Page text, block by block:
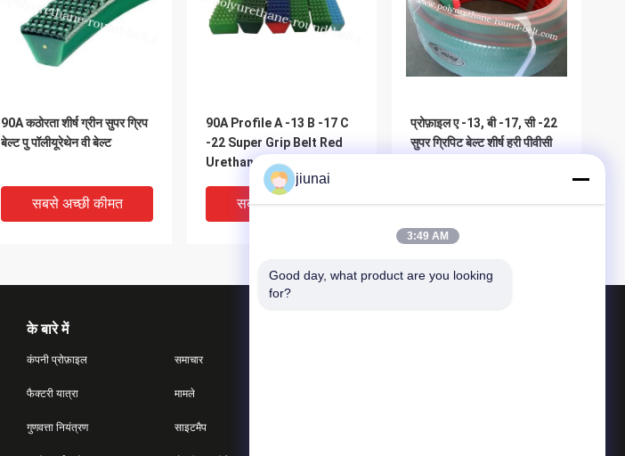
90A कठोरता शीर्ष ग्रीन सुपर ग्रिप
बेल्ट पु पॉलीयूरेथेन वी बेल्ट
सबसे अच्छी कीमत
90A Profile A -13 B -17 C
-22 Super Grip Belt Red
Urethane V Belts 30
Meter / Roll
सबसे अच्छी कीमत
प्रोफ़ाइल ए -13, बी -17, सी -22
सुपर ग्रिपिट बेल्ट शीर्ष हरी पीवीसी
सबसे अच्छी कीमत
के बारे में
कंपनी प्रोफ़ाइल
फैक्टरी यात्रा
गुणवत्ता नियंत्रण
समाचार
मामले
साइटमैप
jiunai
3:49 AM
Good day, what product are you looking
for?